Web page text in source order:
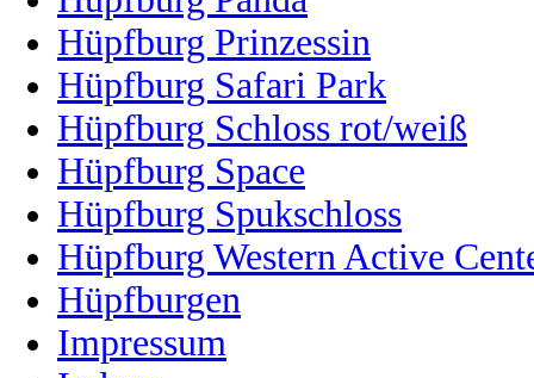
Hüpfburg Prinzessin
Hüpfburg Safari Park
Hüpfburg Schloss rot/weiß
Hüpfburg Space
Hüpfburg Spukschloss
Hüpfburg Western Active
Hüpfburgen
Impressum